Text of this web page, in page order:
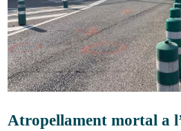
Atropellament mortal a